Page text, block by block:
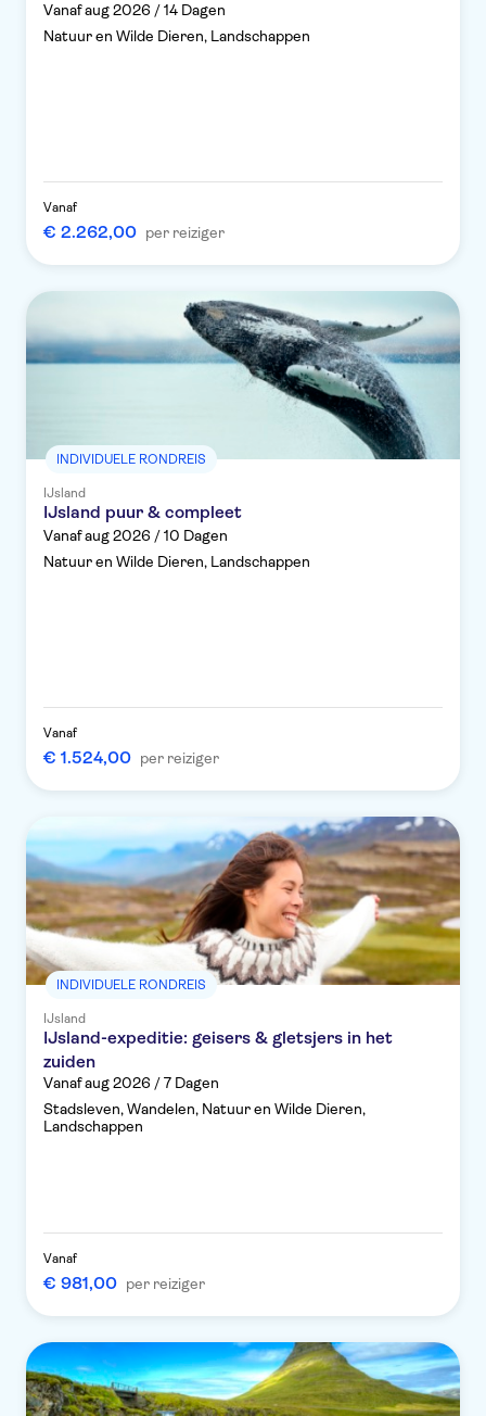
Vanaf aug 2026 / 14 Dagen
Natuur en Wilde Dieren, Landschappen
Vanaf
€ 2.262,00 per reiziger
INDIVIDUELE RONDREIS
IJsland
IJsland puur & compleet
Vanaf aug 2026 / 10 Dagen
Natuur en Wilde Dieren, Landschappen
Vanaf
€ 1.524,00 per reiziger
INDIVIDUELE RONDREIS
IJsland
IJsland-expeditie: geisers & gletsjers in het
zuiden
Vanaf aug 2026 / 7 Dagen
Stadsleven, Wandelen, Natuur en Wilde Dieren,
Landschappen
Vanaf
€ 981,00 per reiziger